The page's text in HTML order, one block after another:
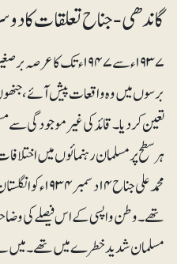
گاندھی - جناح تعلقات کا
۱۹۳۷ء سے ۱۹۴۷ء تک کا
برسوں میں وہ واقعات پیش آئے،
تعین کر دیا۔ قائد کی غیرموجودگی سے
ہرسطح پر مسلمان رہنمائوں میں
محمدعلی جناح
تھے۔ وطن واپسی کے اس فیصلے کی
مسلمان شدید خطرے میں تھے۔ میں نے